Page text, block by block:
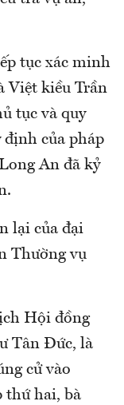
tục xác minh
Việt kiều Trần
tục và quy
của pháp
An đã kỷ
lại của đại
Thường vụ
Hội đồng
Tân Đức, là
cử vào
thứ hai, bà